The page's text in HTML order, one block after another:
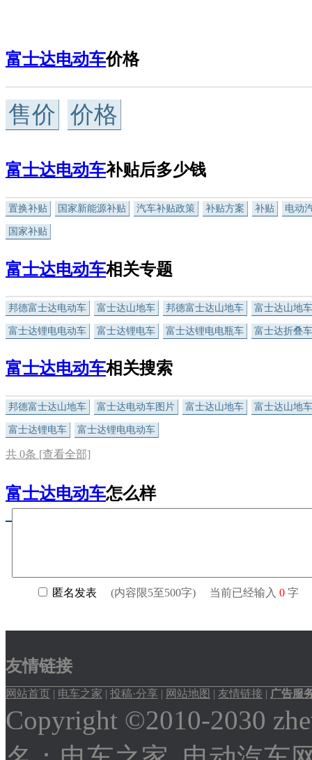
富士达电动车价格
售价 价格
富士达电动车补贴后多少钱
置换补贴 国家新能源补贴 汽车补贴政策 补贴方案 补贴 电动
国家补贴
富士达电动车相关专题
邦德富士达电动车 富士达山地车 邦德富士达山地车 富士达山地
富士达锂电电动车 富士达锂电车 富士达锂电电瓶车 富士达折叠车
富士达电动车相关搜索
邦德富士达山地车 富士达电动车图片 富士达山地车 富士达山地
富士达锂电车 富士达锂电电动车
共 0条 [查看全部]
富士达电动车怎么样
友情链接
网站首页 | 电车之家 | 投稿·分享 | 网站地图 | 友情链接 | 广告服
Copyright ©2010-2030